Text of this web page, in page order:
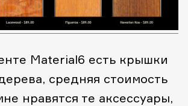
Material6 есть крышки
средняя стоимость
нравятся те аксессуары,